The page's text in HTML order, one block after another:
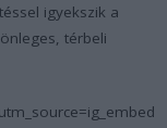
igyekszik a
térbeli